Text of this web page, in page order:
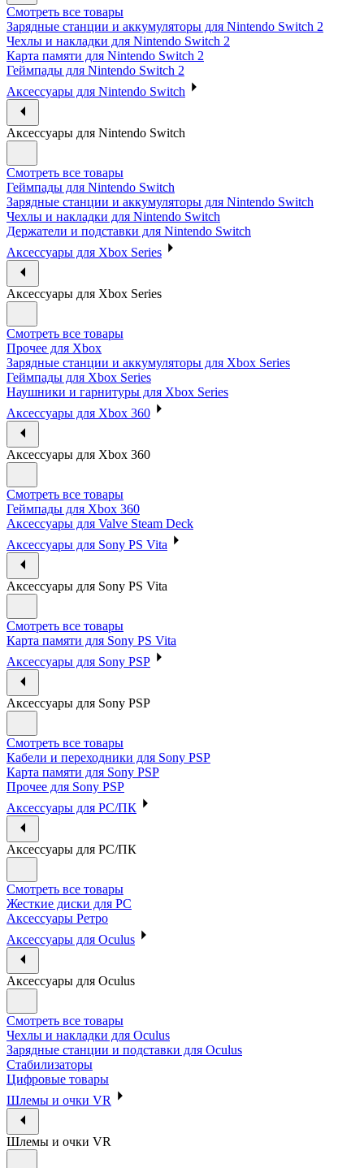
Смотреть все товары
Зарядные станции и аккумуляторы для Nintendo Switch 2
Чехлы и накладки для Nintendo Switch 2
Карта памяти для Nintendo Switch 2
Геймпады для Nintendo Switch 2
Аксессуары для Nintendo Switch
Аксессуары для Nintendo Switch
Смотреть все товары
Геймпады для Nintendo Switch
Зарядные станции и аккумуляторы для Nintendo Switch
Чехлы и накладки для Nintendo Switch
Держатели и подставки для Nintendo Switch
Аксессуары для Xbox Series
Аксессуары для Xbox Series
Смотреть все товары
Прочее для Xbox
Зарядные станции и аккумуляторы для Xbox Series
Геймпады для Xbox Series
Наушники и гарнитуры для Xbox Series
Аксессуары для Xbox 360
Аксессуары для Xbox 360
Смотреть все товары
Геймпады для Xbox 360
Аксессуары для Valve Steam Deck
Аксессуары для Sony PS Vita
Аксессуары для Sony PS Vita
Смотреть все товары
Карта памяти для Sony PS Vita
Аксессуары для Sony PSP
Аксессуары для Sony PSP
Смотреть все товары
Кабели и переходники для Sony PSP
Карта памяти для Sony PSP
Прочее для Sony PSP
Аксессуары для PC/ПК
Аксессуары для PC/ПК
Смотреть все товары
Жесткие диски для PC
Аксессуары Ретро
Аксессуары для Oculus
Аксессуары для Oculus
Смотреть все товары
Чехлы и накладки для Oculus
Зарядные станции и подставки для Oculus
Стабилизаторы
Цифровые товары
Шлемы и очки VR
Шлемы и очки VR